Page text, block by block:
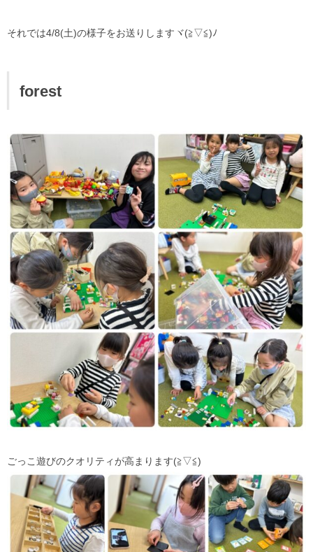
それでは4/8(土)の様子をお送りしますヾ(≧▽≦)ﾉ
forest
ごっこ遊びのクオリティが高まります(≧▽≦)